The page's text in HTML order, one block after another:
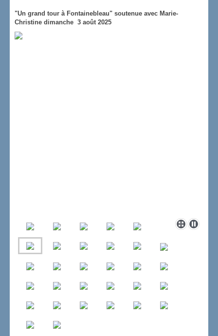
"Un grand tour à Fontainebleau" soutenue avec Marie-
Christine dimanche 3 août 2025